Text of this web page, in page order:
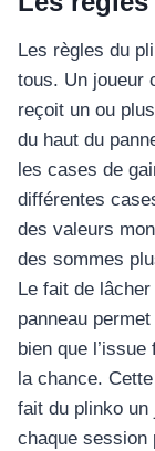
Les règles du
tous. Un joueur
reçoit un ou
du haut du
les cases de
différentes
des valeurs
des sommes
Le fait de
panneau
bien que
la chance.
fait du plinko
chaque session